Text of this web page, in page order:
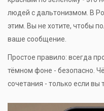
людей с дальтонизмом. В
этим. Вы не хотите, чтобы
ваше сообщение.
Простое правило: всегда
тёмном фоне - безопасно.
сочетания - только если вы